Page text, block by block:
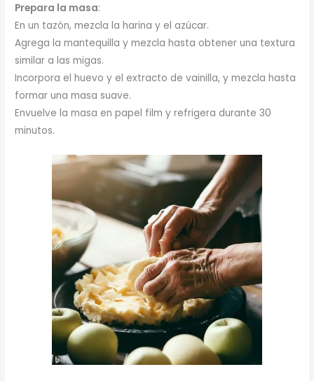
Prepara la masa:
En un tazón, mezcla la harina y el azúcar.
Agrega la mantequilla y mezcla hasta obtener una textura
similar a las migas.
Incorpora el huevo y el extracto de vainilla, y mezcla hasta
formar una masa suave.
Envuelve la masa en papel film y refrigera durante 30
minutos.